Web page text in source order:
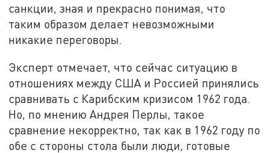
санкции, зная и прекрасно понимая, что
таким образом делает невозможными
никакие переговоры.
Эксперт отмечает, что сейчас ситуацию в
отношениях между США и Россией принялись
сравнивать с Карибским кризисом 1962 года.
Но, по мнению Андрея Перлы, такое
сравнение некорректно, так как в 1962 году по
обе с стороны стола были люди, готовые